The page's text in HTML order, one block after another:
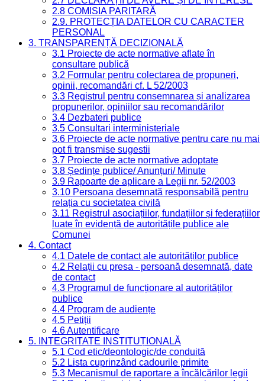
2.8 COMISIA PARITARĂ
2.9. PROTECȚIA DATELOR CU CARACTER
PERSONAL
3. TRANSPARENȚĂ DECIZIONALĂ
3.1 Proiecte de acte normative aflate în
consultare publică
3.2 Formular pentru colectarea de propuneri,
opinii, recomandări cf. L 52/2003
3.3 Registrul pentru consemnarea și analizarea
propunerilor, opiniilor sau recomandărilor
3.4 Dezbateri publice
3.5 Consultari interministeriale
3.6 Proiecte de acte normative pentru care nu mai
pot fi transmise sugestii
3.7 Proiecte de acte normative adoptate
3.8 Ședințe publice/ Anunțuri/ Minute
3.9 Rapoarte de aplicare a Legii nr. 52/2003
3.10 Persoana desemnată responsabilă pentru
relația cu societatea civilă
3.11 Registrul asociațiilor, fundațiilor și federațiilor
luate în evidență de autoritățile publice ale
Comunei
4. Contact
4.1 Datele de contact ale autorităților publice
4.2 Relații cu presa - persoană desemnată, date
de contact
4.3 Programul de funcționare al autorităților
publice
4.4 Program de audiențe
4.5 Petiții
4.6 Autentificare
5. INTEGRITATE INSTITUȚIONALĂ
5.1 Cod etic/deontologic/de conduită
5.2 Lista cuprinzând cadourile primite
5.3 Mecanismul de raportare a încălcărilor legii